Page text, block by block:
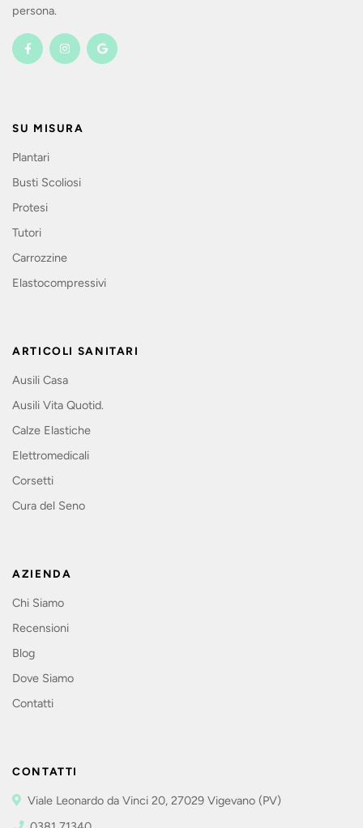
persona.
SU MISURA
Plantari
Busti Scoliosi
Protesi
Tutori
Carrozzine
Elastocompressivi
ARTICOLI SANITARI
Ausili Casa
Ausili Vita Quotid.
Calze Elastiche
Elettromedicali
Corsetti
Cura del Seno
AZIENDA
Chi Siamo
Recensioni
Blog
Dove Siamo
Contatti
CONTATTI
Viale Leonardo da Vinci 20, 27029 Vigevano (PV)